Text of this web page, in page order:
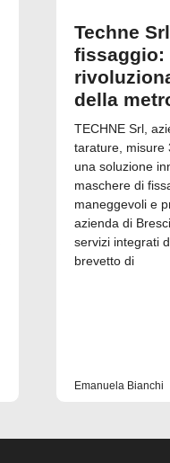
Techne
fissaggio:
della
TECHNE Srl,
tarature, misure
una soluzione
maschere di
maneggevoli e
azienda di
servizi integrati
brevetto di
Emanuela Bianchi